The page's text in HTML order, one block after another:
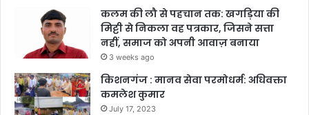
कलम की लौ से पहचान तक: खगड़िया की
मिट्टी से निकला वह पत्रकार, जिसने सत्ता
नहीं, समाज को अपनी आवाज़ बनाया
3 weeks ago
किशनगंज : मानव सेवा परमोधर्म: अधिवक्ता
कमलेश कुमार
July 17, 2023